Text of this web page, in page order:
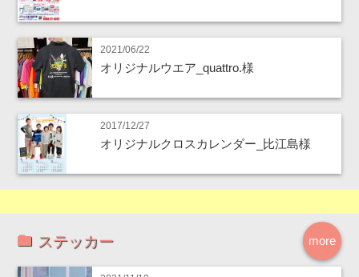
2021/06/22
オリジナルウエア_quattro.様
2017/12/27
オリジナルクロスカレンダー_比江島様
more
ステッカー